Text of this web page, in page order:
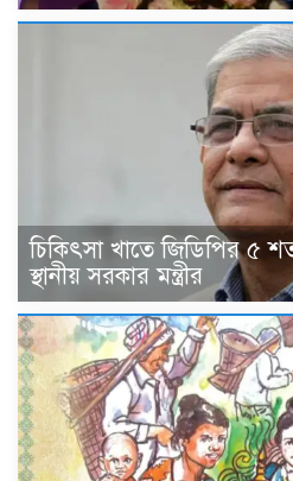
চিকিৎসা খাতে জিডিপির ৫
স্থানীয় সরকার মন্ত্রীর